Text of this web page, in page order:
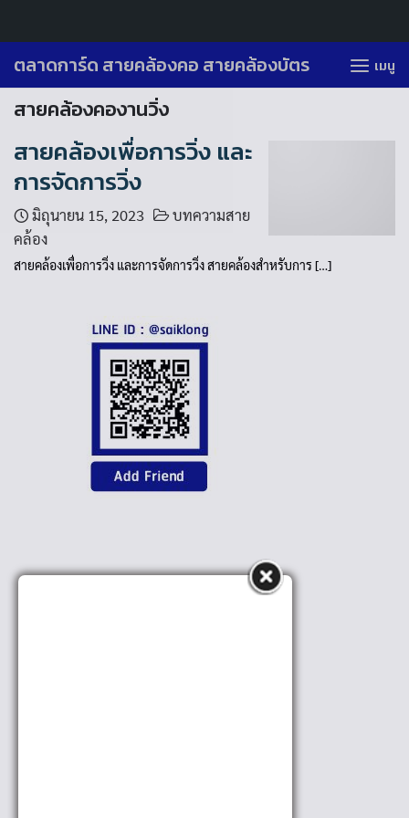
Skip
to
content
ตลาดการ์ด สายคล้องคอ สายคล้องบัตร เมนู
สายคล้องคองานวิ่ง
สายคล้องเพื่อการวิ่ง และ
การจัดการวิ่ง
มิถุนายน 15, 2023
บทความสาย
คล้อง
สายคล้องเพื่อการวิ่ง และการจัดการวิ่ง สายคล้องสำหรับการ […]